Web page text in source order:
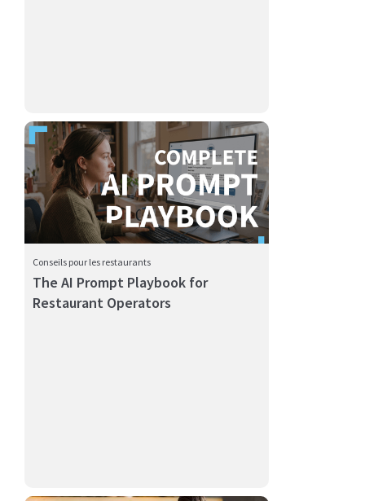
Scattered feedback from multiple platforms creates
Conseils pour les restaurants
The AI Prompt Playbook for
Restaurant Operators